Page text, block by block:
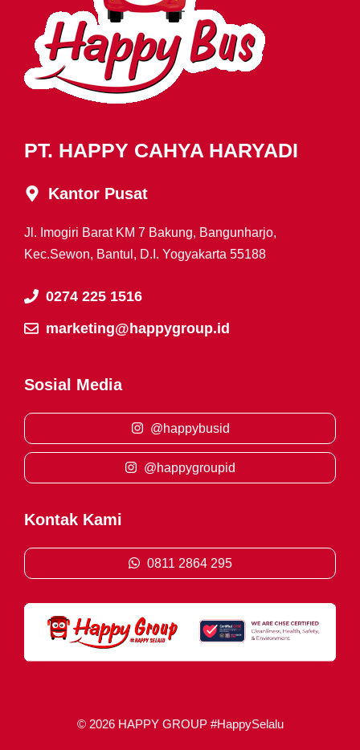
PT. HAPPY CAHYA HARYADI
Kantor Pusat
Jl. Imogiri Barat KM 7 Bakung, Bangunharjo,
Kec.Sewon, Bantul, D.I. Yogyakarta 55188
0274 225 1516
marketing@happygroup.id
Sosial Media
@happybusid
@happygroupid
Kontak Kami
0811 2864 295
© 2026 HAPPY GROUP #HappySelalu